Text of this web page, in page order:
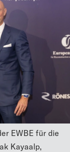
EWBE für die
Kayaalp,